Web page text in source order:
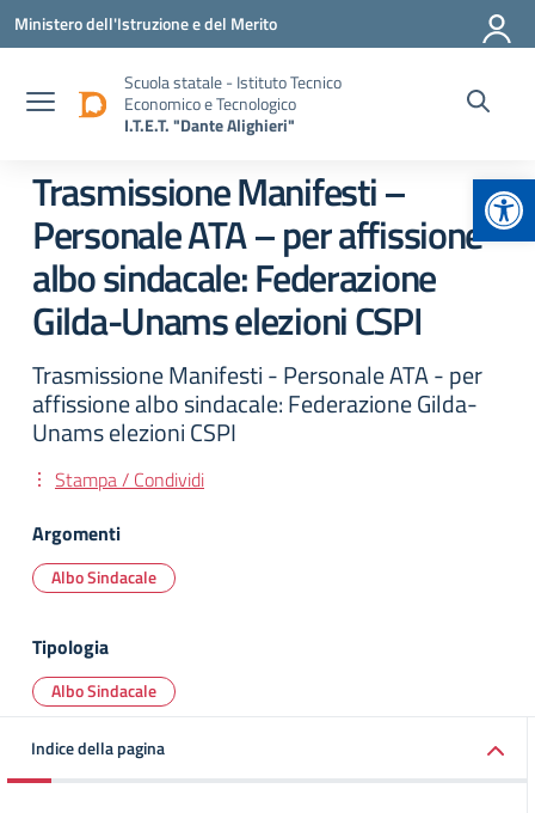
Vai ai contenuti
Vai al menu di navigazione
Vai al footer
Ministero dell'Istruzione e del Merito
Scuola statale - Istituto Tecnico
Economico e Tecnologico
I.T.E.T. "Dante Alighieri"
Trasmissione Manifesti –
Personale ATA – per affissione
albo sindacale: Federazione
Gilda-Unams elezioni CSPI
Trasmissione Manifesti - Personale ATA - per
affissione albo sindacale: Federazione Gilda-
Unams elezioni CSPI
Stampa / Condividi
Argomenti
Albo Sindacale
Tipologia
Albo Sindacale
Indice della pagina